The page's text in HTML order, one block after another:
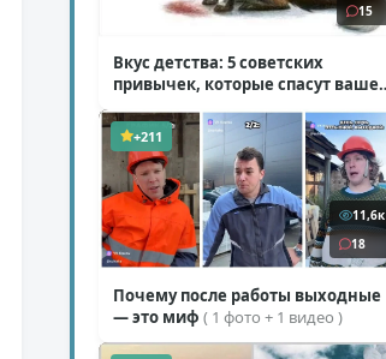
15
Вкус детства: 5 советских
привычек, которые спасут ваше
+211
11,6к
18
Почему после работы выходные
— это миф ( 1 фото + 1 видео )